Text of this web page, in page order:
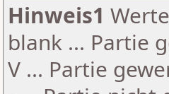
Hinweis1
blank ... Partie
V ... Partie